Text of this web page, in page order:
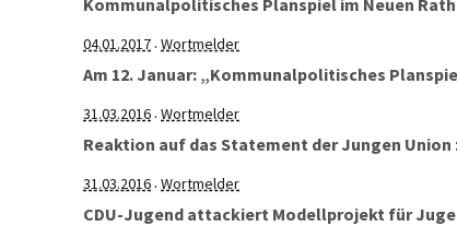
Kommunalpolitisches Planspiel im Neuen
04.01.2017· Wortmelder
Am 12. Januar: „Kommunalpolitisches
31.03.2016· Wortmelder
Reaktion auf das Statement der Jungen
31.03.2016· Wortmelder
CDU-Jugend attackiert Modellprojekt für